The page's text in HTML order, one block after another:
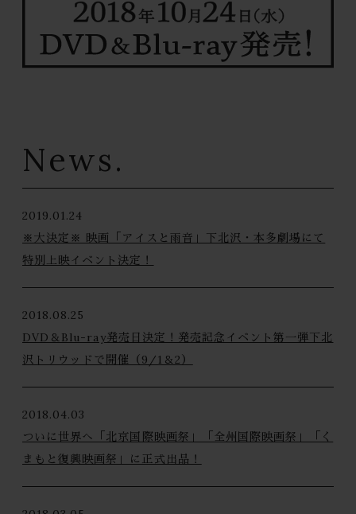
News.
2019.01.24
※大決定※ 映画「アイスと雨音」下北沢・本多劇場にて
特別上映イベント決定！
2018.08.25
DVD＆Blu-ray発売日決定！発売記念イベント第一弾下北
沢トリウッドで開催（9/1＆2）
2018.04.03
ついに世界へ「北京国際映画祭」「全州国際映画祭」「く
まもと復興映画祭」に正式出品！